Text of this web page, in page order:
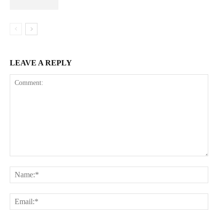
LEAVE A REPLY